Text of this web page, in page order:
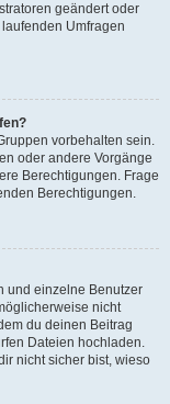
geändert oder
Umfragen
vorbehalten sein.
oder andere Vorgänge
Berechtigungen. Frage
Berechtigungen.
und einzelne Benutzer
nicht
du deinen Beitrag
Dateien hochladen.
nicht sicher bist, wieso